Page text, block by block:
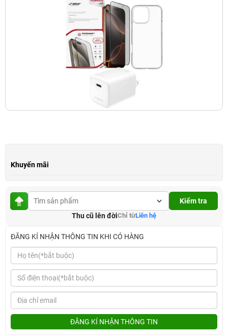
Khuyến mãi
Kiểm tra
Thu cũ lên đờiChỉ từLiên hệ
ĐĂNG KÍ NHẬN THÔNG TIN KHI CÓ HÀNG
ĐĂNG KÍ NHẬN THÔNG TIN